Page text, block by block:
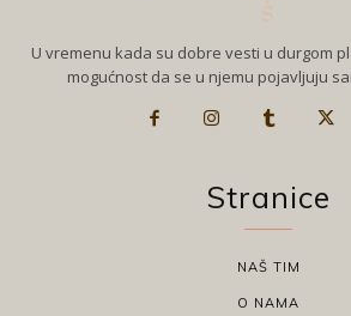
U vremenu kada su dobre vesti u durgom
mogućnost da se u njemu pojavljuju
Stranice
NAŠ TIM
O NAMA